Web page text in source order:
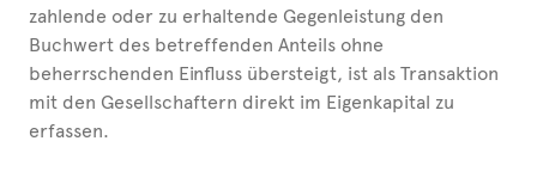
zahlende oder zu erhaltende Gegenleistung den
Buchwert des betreffenden Anteils ohne
beherrschenden Einfluss übersteigt, ist als Transaktion
mit den Gesellschaftern direkt im Eigenkapital zu
erfassen.